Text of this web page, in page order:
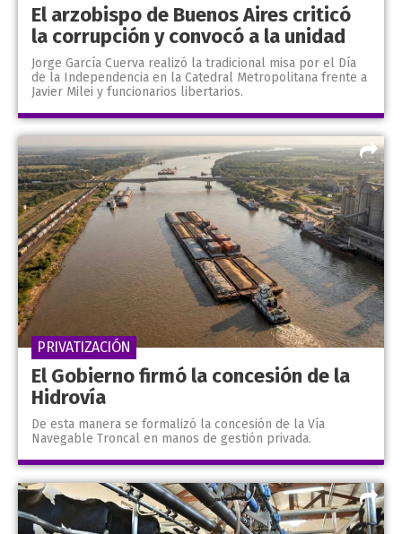
El arzobispo de Buenos Aires criticó
la corrupción y convocó a la unidad
Jorge García Cuerva realizó la tradicional misa por el Día
de la Independencia en la Catedral Metropolitana frente a
Javier Milei y funcionarios libertarios.
El Gobierno firmó la concesión de la
Hidrovía
De esta manera se formalizó la concesión de la Vía
Navegable Troncal en manos de gestión privada.
PRIVATIZACIÓN